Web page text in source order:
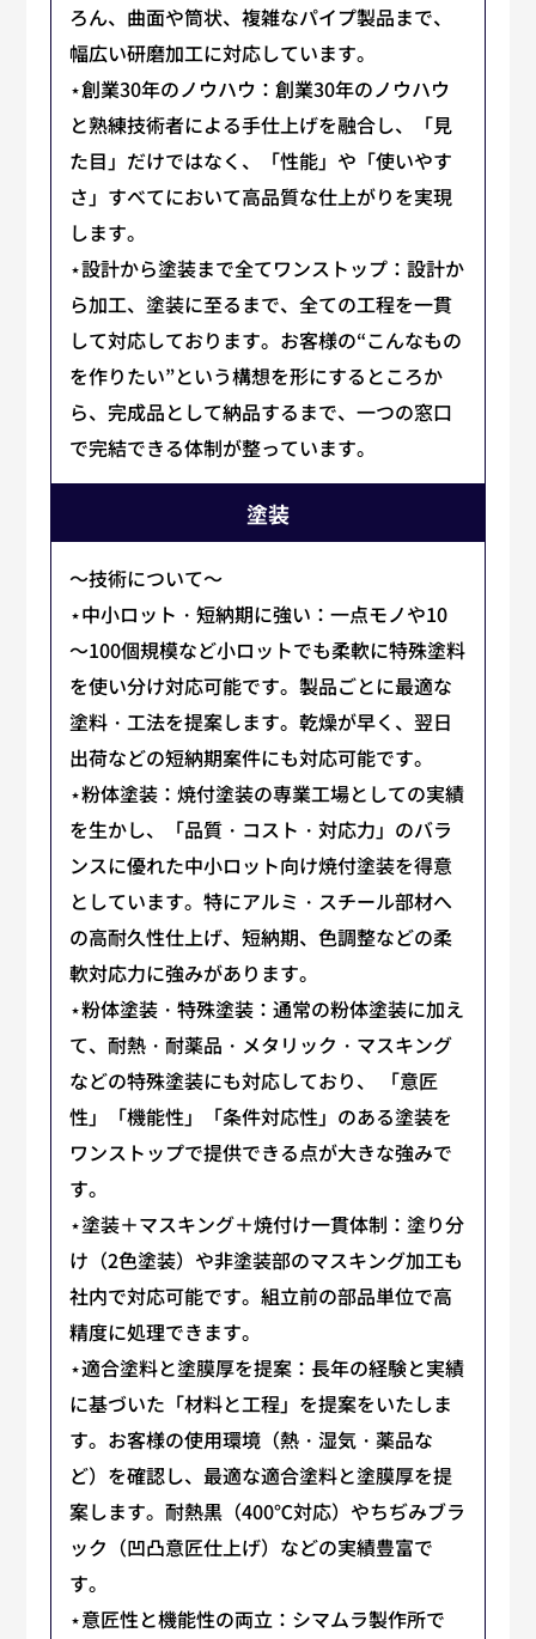
ろん、曲面や筒状、複雑なパイプ製品まで、
幅広い研磨加工に対応しています。
⋆創業30年のノウハウ：創業30年のノウハウ
と熟練技術者による手仕上げを融合し、「見
た目」だけではなく、「性能」や「使いやす
さ」すべてにおいて高品質な仕上がりを実現
します。
⋆設計から塗装まで全てワンストップ：設計か
ら加工、塗装に至るまで、全ての工程を一貫
して対応しております。お客様の“こんなもの
を作りたい”という構想を形にするところか
ら、完成品として納品するまで、一つの窓口
で完結できる体制が整っています。
塗装
～技術について～
⋆中小ロット・短納期に強い：一点モノや10
～100個規模など小ロットでも柔軟に特殊塗料
を使い分け対応可能です。製品ごとに最適な
塗料・工法を提案します。乾燥が早く、翌日
出荷などの短納期案件にも対応可能です。
⋆粉体塗装：焼付塗装の専業工場としての実績
を生かし、「品質・コスト・対応力」のバラ
ンスに優れた中小ロット向け焼付塗装を得意
としています。特にアルミ・スチール部材へ
の高耐久性仕上げ、短納期、色調整などの柔
軟対応力に強みがあります。
⋆粉体塗装・特殊塗装：通常の粉体塗装に加え
て、耐熱・耐薬品・メタリック・マスキング
などの特殊塗装にも対応しており、 「意匠
性」「機能性」「条件対応性」のある塗装を
ワンストップで提供できる点が大きな強みで
す。
⋆塗装＋マスキング＋焼付け一貫体制：塗り分
け（2色塗装）や非塗装部のマスキング加工も
社内で対応可能です。組立前の部品単位で高
精度に処理できます。
⋆適合塗料と塗膜厚を提案：長年の経験と実績
に基づいた「材料と工程」を提案をいたしま
す。お客様の使用環境（熱・湿気・薬品な
ど）を確認し、最適な適合塗料と塗膜厚を提
案します。耐熱黒（400℃対応）やちぢみブラ
ック（凹凸意匠仕上げ）などの実績豊富で
す。
⋆意匠性と機能性の両立：シマムラ製作所で